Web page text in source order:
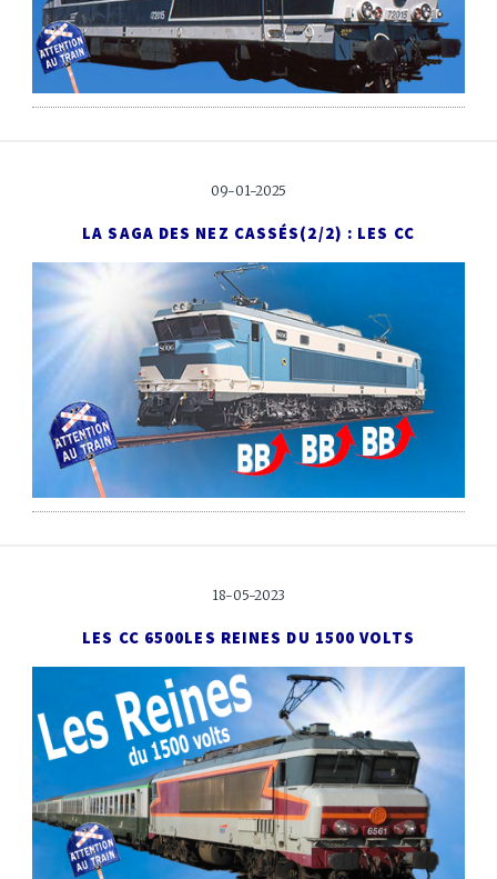
09-01-2025
LA SAGA DES NEZ CASSÉS(2/2) : LES CC
18-05-2023
LES CC 6500LES REINES DU 1500 VOLTS